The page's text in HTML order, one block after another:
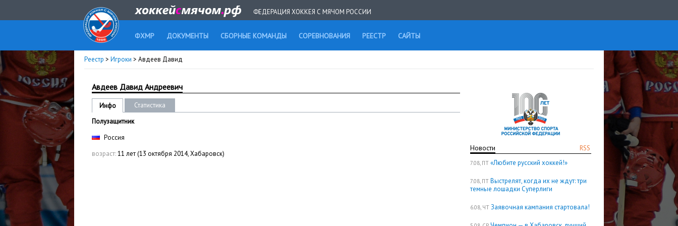
ФЕДЕРАЦИЯ ХОККЕЯ С МЯЧОМ РОССИИ
ФХМР ДОКУМЕНТЫ СБОРНЫЕ КОМАНДЫ СОРЕВНОВАНИЯ РЕЕСТР САЙТЫ
Реестр > Игроки > Авдеев Давид
RSS
Новости
7.08, ПТ «Любите русский хоккей!»
7.08, ПТ Выстрелят, когда их не ждут: три
темные лошадки Суперлиги
6.08, ЧТ Заявочная кампания стартовала!
Авдеев Давид Андреевич
Инфо
Статистика
Полузащитник
Россия
возраст:11 лет (13 октября 2014, Хабаровск)